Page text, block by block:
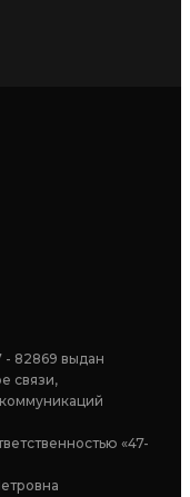
82869 выдан
связи,
«47-